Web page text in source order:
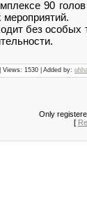
90
мероприятий.
без
| Views: 1530 | Added by:
Only
[